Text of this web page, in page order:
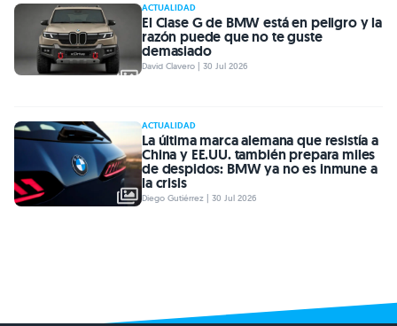
ACTUALIDAD
El Clase G de BMW está en peligro y la
razón puede que no te guste
demasiado
David Clavero | 30 Jul 2026
ACTUALIDAD
La última marca alemana que resistía a
China y EE.UU. también prepara miles
de despidos: BMW ya no es inmune a
la crisis
Diego Gutiérrez | 30 Jul 2026